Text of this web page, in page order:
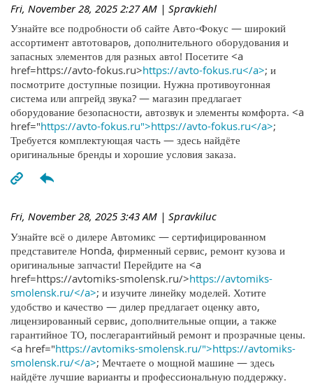
Fri, November 28, 2025 2:27 AM | Spravkiehl
Узнайте все подробности об сайте Авто-Фокус — широкий
ассортимент автотоваров, дополнительного оборудования и
запасных элементов для разных авто! Посетите <a
href=https://avto-fokus.ru>https://avto-fokus.ru</a>; и
посмотрите доступные позиции. Нужна противоугонная
система или апгрейд звука? — магазин предлагает
оборудование безопасности, автозвук и элементы комфорта. <a
href="https://avto-fokus.ru">https://avto-fokus.ru</a>;
Требуется комплектующая часть — здесь найдёте
оригинальные бренды и хорошие условия заказа.
Fri, November 28, 2025 3:43 AM | Spravkiluc
Узнайте всё о дилере Автомикс — сертифицированном
представителе Honda, фирменный сервис, ремонт кузова и
оригинальные запчасти! Перейдите на <a
href=https://avtomiks-smolensk.ru/>https://avtomiks-
smolensk.ru/</a>; и изучите линейку моделей. Хотите
удобство и качество — дилер предлагает оценку авто,
лицензированный сервис, дополнительные опции, а также
гарантийное ТО, послегарантийный ремонт и прозрачные цены.
<a href="https://avtomiks-smolensk.ru/">https://avtomiks-
smolensk.ru/</a>; Мечтаете о мощной машине — здесь
найдёте лучшие варианты и профессиональную поддержку.